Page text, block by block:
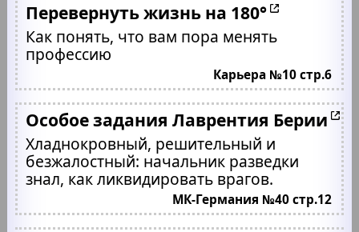
Перевернуть жизнь на 180°
Как понять, что вам пора менять
профессию
Карьера №10 стр.6
Особое задания Лаврентия Берии
Хладнокровный, решительный и
безжалостный: начальник разведки
знал, как ликвидировать врагов.
МК-Германия №40 стр.12